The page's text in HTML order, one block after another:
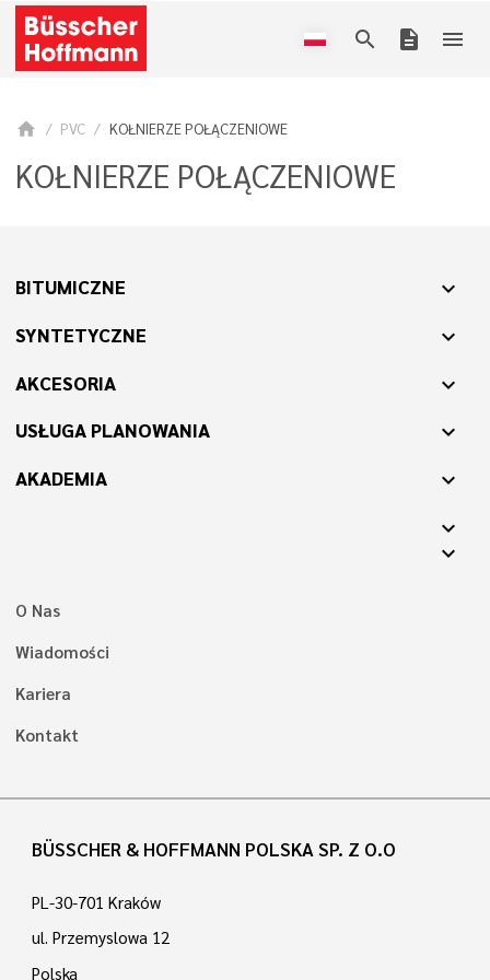
search description menu
home PVC KOŁNIERZE POŁĄCZENIOWE
KOŁNIERZE POŁĄCZENIOWE
BITUMICZNE expand_more
SYNTETYCZNE expand_more
AKCESORIA expand_more
USŁUGA PLANOWANIA expand_more
AKADEMIA
expand_more
expand_more
expand_more
O Nas
Wiadomości
Kariera
Kontakt
BÜSSCHER & HOFFMANN POLSKA SP. Z O.O
PL-30-701 Kraków
ul. Przemyslowa 12
Polska